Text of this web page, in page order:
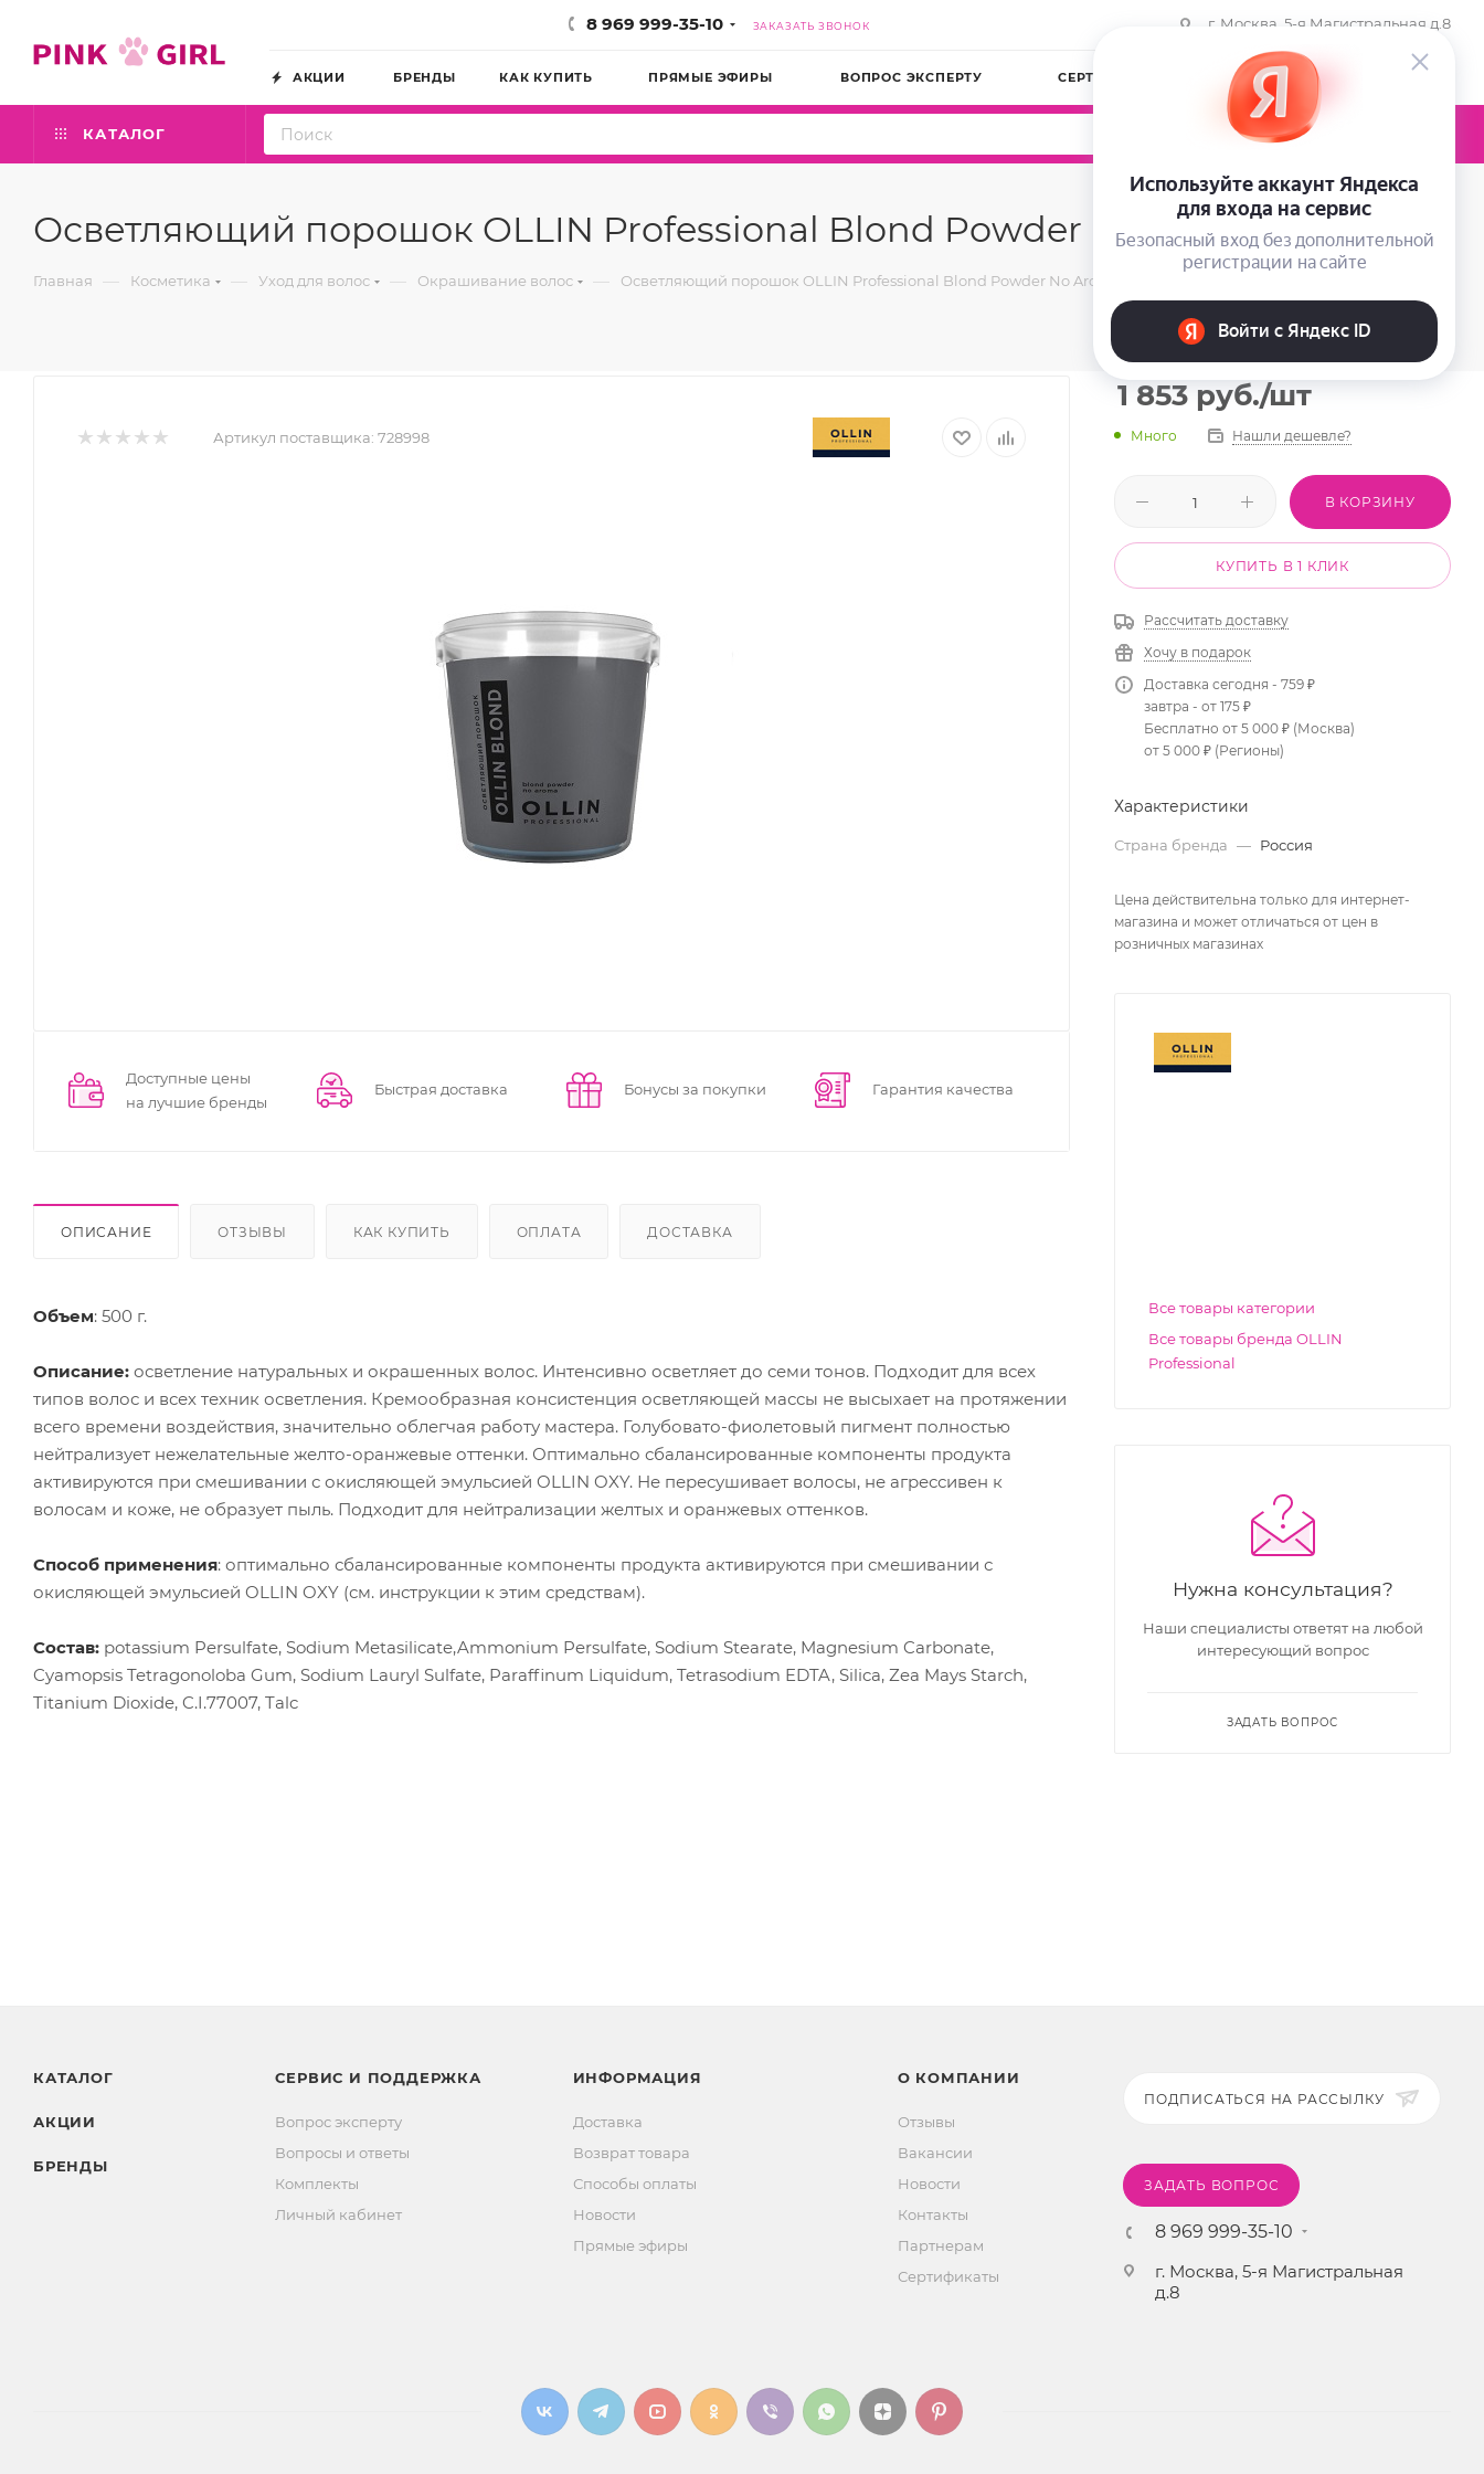
8 969 999-35-10 ЗАКАЗАТЬ ЗВОНОК г. Москва, 5-я Магистральная д.8
АКЦИИ БРЕНДЫ КАК КУПИТЬ ПРЯМЫЕ ЭФИРЫ ВОПРОС ЭКСПЕРТУ СЕРТИФИКАТЫ КОМПАНИЯ
КАТАЛОГ 0
Осветляющий порошок OLLIN Professional Blond Powder No Aroma 500 гр
Главная — Косметика — Уход для волос — Окрашивание волос — Осветляющий порошок OLLIN Professional Blond Powder No Aroma 500 гр
Артикул поставщика: 728998
Доступные цены
на лучшие бренды
Быстрая доставка Бонусы за покупки Гарантия качества
ОПИСАНИЕ ОТЗЫВЫ КАК КУПИТЬ ОПЛАТА ДОСТАВКА
Объем: 500 г.
Описание: осветление натуральных и окрашенных волос. Интенсивно осветляет до семи тонов. Подходит для всех
типов волос и всех техник осветления. Кремообразная консистенция осветляющей массы не высыхает на протяжении
всего времени воздействия, значительно облегчая работу мастера. Голубовато-фиолетовый пигмент полностью
нейтрализует нежелательные желто-оранжевые оттенки. Оптимально сбалансированные компоненты продукта
активируются при смешивании с окисляющей эмульсией OLLIN OXY. Не пересушивает волосы, не агрессивен к
волосам и коже, не образует пыль. Подходит для нейтрализации желтых и оранжевых оттенков.
Способ применения: оптимально сбалансированные компоненты продукта активируются при смешивании с
окисляющей эмульсией OLLIN OXY (см. инструкции к этим средствам).
Состав: potassium Persulfate, Sodium Metasilicate,Ammonium Persulfate, Sodium Stearate, Magnesium Carbonate,
Cyamopsis Tetragonoloba Gum, Sodium Lauryl Sulfate, Paraffinum Liquidum, Tetrasodium EDTA, Silica, Zea Mays Starch,
Titanium Dioxide, C.I.77007, Talc
1 853 руб./шт
Много Нашли дешевле?
В КОРЗИНУ
КУПИТЬ В 1 КЛИК
Рассчитать доставку
Хочу в подарок
Доставка сегодня - 759 ₽
завтра - от 175 ₽
Бесплатно от 5 000 ₽ (Москва)
от 5 000 ₽ (Регионы)
Характеристики
Страна бренда — Россия
Цена действительна только для интернет-
магазина и может отличаться от цен в
розничных магазинах
Все товары категории
Все товары бренда OLLIN
Professional
Нужна консультация?
Наши специалисты ответят на любой
интересующий вопрос
ЗАДАТЬ ВОПРОС
КАТАЛОГ
АКЦИИ
БРЕНДЫ
СЕРВИС И ПОДДЕРЖКА
Вопрос эксперту
Вопросы и ответы
Комплекты
Личный кабинет
ИНФОРМАЦИЯ
Доставка
Возврат товара
Способы оплаты
Новости
Прямые эфиры
О КОМПАНИИ
Отзывы
Вакансии
Новости
Контакты
Партнерам
Сертификаты
ПОДПИСАТЬСЯ НА РАССЫЛКУ
ЗАДАТЬ ВОПРОС
8 969 999-35-10
г. Москва, 5-я Магистральная
д.8